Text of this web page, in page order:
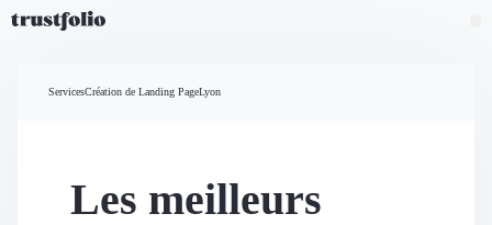
Widgets d'avis
Partage d’avis multicanal
ServicesCréation de Landing PageLyon
Les meilleurs